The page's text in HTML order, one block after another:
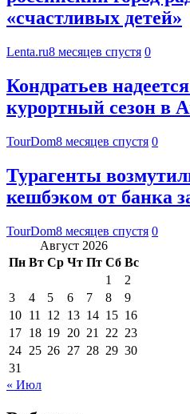
«счастливых детей»
Lenta.ru8 месяцев спустя 0
Кондратьев
курортный сезон в
TourDom8 месяцев спустя 0
Турагенты
кешбэком от банка
TourDom8 месяцев спустя 0
Август 2026
Пн Вт Ср Чт Пт Сб Вс
1
2
3
4 5 6 7 8
9
10 11 12 13 14 15 16
17 18 19 20 21 22 23
24 25 26 27 28 29 30
31
« Июл